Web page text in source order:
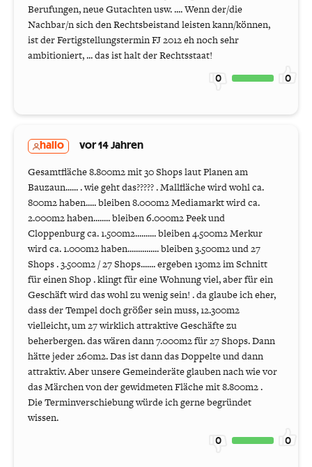
Berufungen, neue Gutachten usw. .... Wenn der/die
Nachbar/n sich den Rechtsbeistand leisten kann/können,
ist der Fertigstellungstermin FJ 2012 eh noch sehr
ambitioniert, ... das ist halt der Rechtsstaat!
0 0
hallo vor 14 Jahren
Gesamtfläche 8.800m2 mit 30 Shops laut Planen am
Bauzaun...... . wie geht das????? . Mallfläche wird wohl ca.
800m2 haben..... bleiben 8.000m2 Mediamarkt wird ca.
2.000m2 haben........ bleiben 6.000m2 Peek und
Cloppenburg ca. 1.500m2.......... bleiben 4.500m2 Merkur
wird ca. 1.000m2 haben............... bleiben 3.500m2 und 27
Shops . 3.500m2 / 27 Shops....... ergeben 130m2 im Schnitt
für einen Shop . klingt für eine Wohnung viel, aber für ein
Geschäft wird das wohl zu wenig sein! . da glaube ich eher,
dass der Tempel doch größer sein muss, 12.300m2
vielleicht, um 27 wirklich attraktive Geschäfte zu
beherbergen. das wären dann 7.000m2 für 27 Shops. Dann
hätte jeder 260m2. Das ist dann das Doppelte und dann
attraktiv. Aber unsere Gemeinderäte glauben nach wie vor
das Märchen von der gewidmeten Fläche mit 8.800m2 .
Die Terminverschiebung würde ich gerne begründet
wissen.
0 0